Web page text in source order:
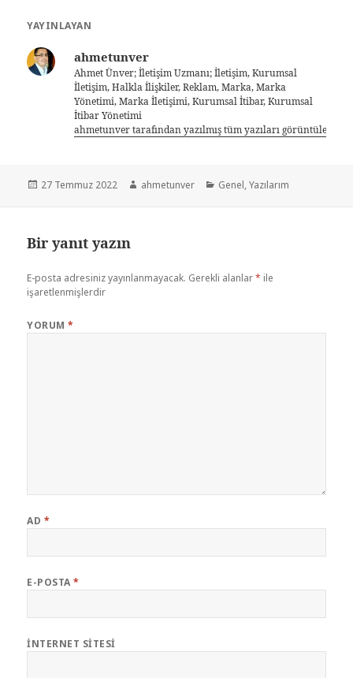
YAYINLAYAN
ahmetunver
Ahmet Ünver; İletişim Uzmanı; İletişim, Kurumsal
İletişim, Halkla İlişkiler, Reklam, Marka, Marka
Yönetimi, Marka İletişimi, Kurumsal İtibar, Kurumsal
İtibar Yönetimi
ahmetunver tarafından yazılmış tüm yazıları görüntüle
27 Temmuz 2022 ahmetunver Genel,Yazılarım
Bir yanıt yazın
E-posta adresiniz yayınlanmayacak. Gerekli alanlar* ile
işaretlenmişlerdir
YORUM*
AD *
E-POSTA*
İNTERNET SITESI